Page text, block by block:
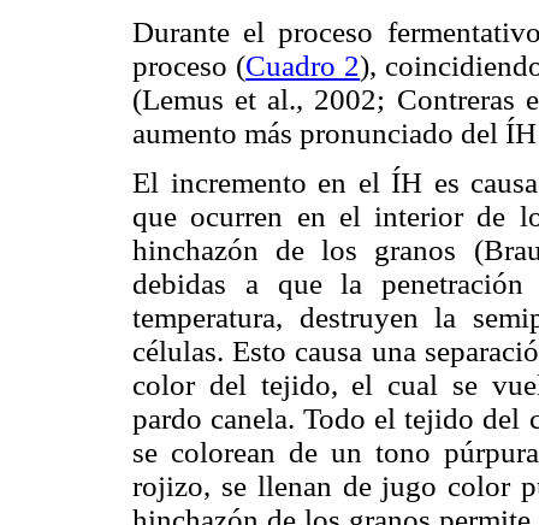
Durante el proceso
proceso (Cuadro 2),
(Lemus et al., 2002; Contreras
aumento más pronunciado del
El incremento en el ÍH es
que ocurren en el interior de
hinchazón de los granos
debidas a que la
temperatura, destruyen la
células. Esto causa una
color del tejido, el cual se
pardo canela. Todo el tejido
se colorean de un tono
rojizo, se llenan de jugo color